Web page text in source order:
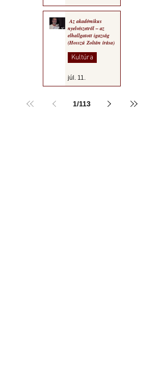
Az akadémikus
nyelvészetről – az
elhallgatott igazság
(Hosszú Zoltán írása)
Kultúra
júl. 11.
1/113